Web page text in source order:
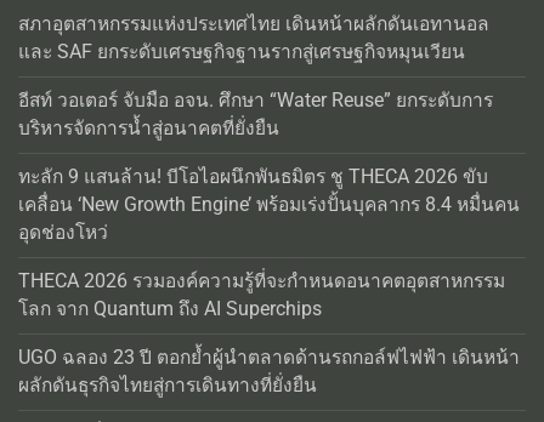
สภาอุตสาหกรรมแห่งประเทศไทย เดินหน้าผลักดันเอทานอล
และ SAF ยกระดับเศรษฐกิจฐานรากสู่เศรษฐกิจหมุนเวียน
อีสท์ วอเตอร์ จับมือ อจน. ศึกษา “Water Reuse” ยกระดับการ
บริหารจัดการน้ำสู่อนาคตที่ยั่งยืน
ทะลัก 9 แสนล้าน! บีโอไอผนึกพันธมิตร ชู THECA 2026 ขับ
เคลื่อน ‘New Growth Engine’ พร้อมเร่งปั้นบุคลากร 8.4 หมื่นคน
อุดช่องโหว่
THECA 2026 รวมองค์ความรู้ที่จะกำหนดอนาคตอุตสาหกรรม
โลก จาก Quantum ถึง AI Superchips
UGO ฉลอง 23 ปี ตอกย้ำผู้นำตลาดด้านรถกอล์ฟไฟฟ้า เดินหน้า
ผลักดันธุรกิจไทยสู่การเดินทางที่ยั่งยืน